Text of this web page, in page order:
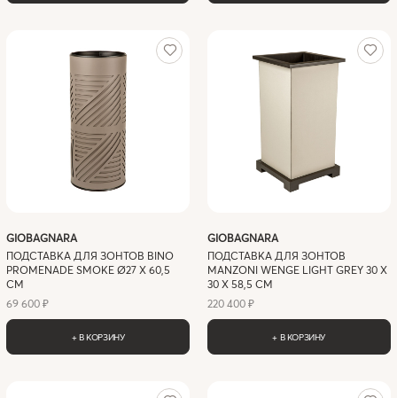
GIOBAGNARA
ПОДСТАВКА ДЛЯ ЗОНТОВ BINO
PROMENADE SMOKE Ø27 X 60,5
СМ
69 600 ₽
+ В КОРЗИНУ
GIOBAGNARA
ПОДСТАВКА ДЛЯ ЗОНТОВ
MANZONI WENGE LIGHT GREY 30 X
30 X 58,5 СМ
220 400 ₽
+ В КОРЗИНУ